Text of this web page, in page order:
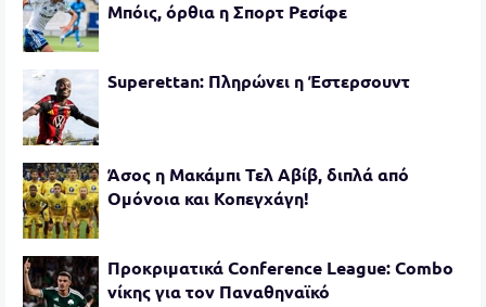
Μπόις, όρθια η Σπορτ Ρεσίφε
Superettan: Πληρώνει η Έστερσουντ
Άσος η Μακάμπι Τελ Αβίβ, διπλά από
Ομόνοια και Κοπεγχάγη!
Προκριματικά Conference League: Combo
νίκης για τον Παναθηναϊκό